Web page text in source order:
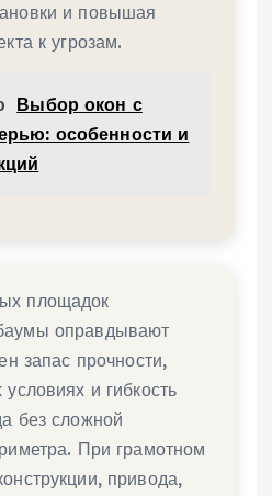
и повышая
к угрозам.
Выбор окон с
особенности и
площадок
оправдывают
запас прочности,
и гибкость
без сложной
При грамотном
привода,